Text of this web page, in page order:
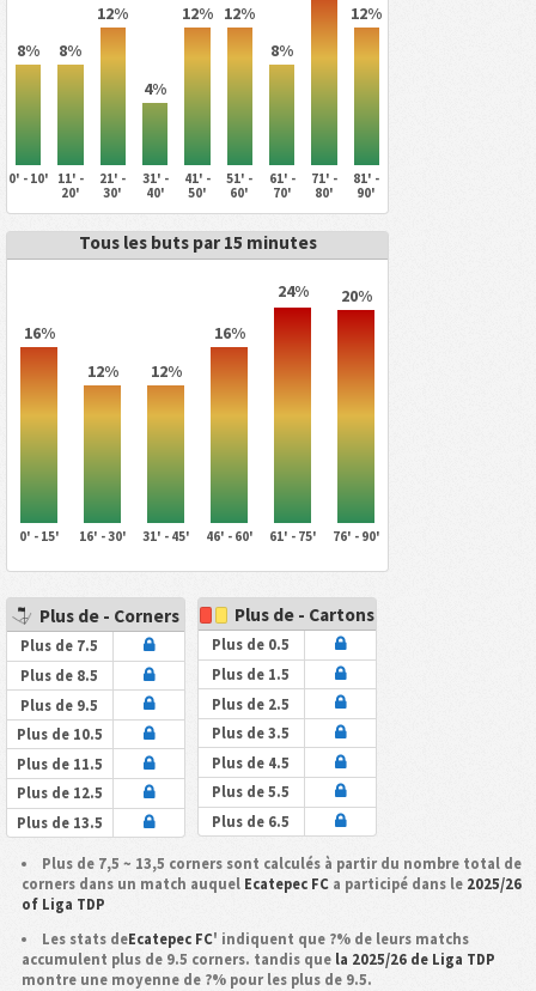
8% 8%
12%
4%
12% 12%
8%
12%
0' - 10'
11' -
20'
21' -
30'
31' -
40'
41' -
50'
51' -
60'
61' -
70'
71' -
80'
81' -
90'
Tous les buts par 15 minutes
16%
12%
12%
16%
24% 20%
0' - 15' 16' - 30' 31' - 45' 46' - 60' 61' - 75' 76' - 90'
Plus de - Corners
Plus de 7.5
Plus de 8.5
Plus de 9.5
Plus de 10.5
Plus de 11.5
Plus de 12.5
Plus de 13.5
Plus de - Cartons
Plus de 0.5
Plus de 1.5
Plus de 2.5
Plus de 3.5
Plus de 4.5
Plus de 5.5
Plus de 6.5
Plus de 7,5 ~ 13,5 corners sont calculés à partir du nombre total de
corners dans un match auquel Ecatepec FCa participé dans le 2025/26
of Liga TDP
Les stats deEcatepec FC' indiquent que ?% de leurs matchs
accumulent plus de 9.5 corners. tandis que la 2025/26 de Liga TDP
montre une moyenne de ?% pour les plus de 9.5.